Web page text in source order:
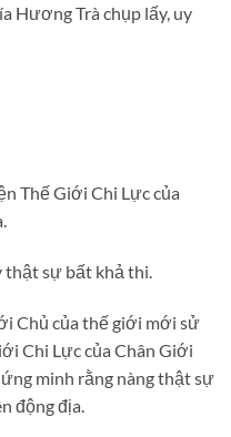
Hương Trà chụp lấy, uy
Thế Giới Chi Lực của
thật sự bất khả thi.
Chủ của thế giới mới sử
Chi Lực của Chân Giới
minh rằng nàng thật sự
động địa.